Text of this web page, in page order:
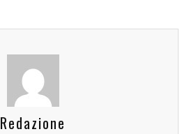
Redazione